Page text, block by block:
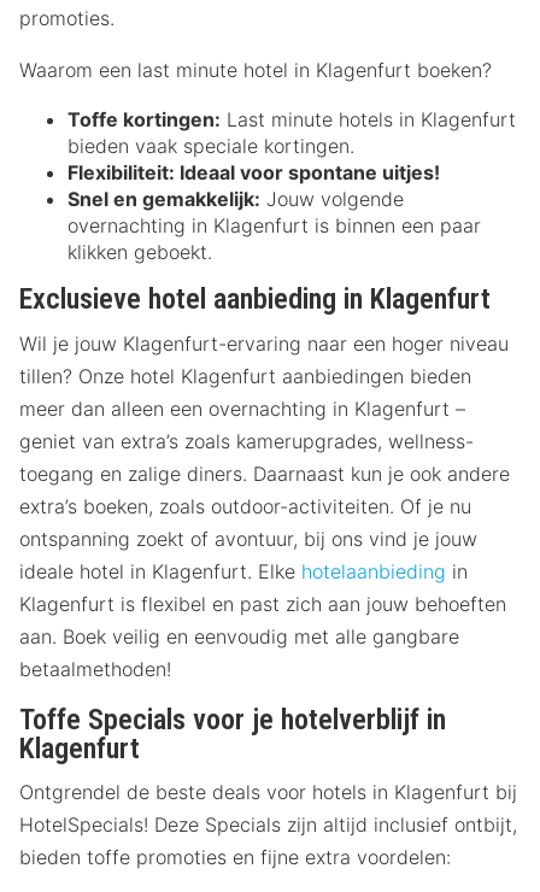
promoties.
Waarom een last minute hotel in Klagenfurt boeken?
Toffe kortingen: Last minute hotels in Klagenfurt
bieden vaak speciale kortingen.
Flexibiliteit: Ideaal voor spontane uitjes!
Snel en gemakkelijk: Jouw volgende
overnachting in Klagenfurt is binnen een paar
klikken geboekt.
Exclusieve hotel aanbieding in Klagenfurt
Wil je jouw Klagenfurt-ervaring naar een hoger niveau
tillen? Onze hotel Klagenfurt aanbiedingen bieden
meer dan alleen een overnachting in Klagenfurt –
geniet van extra’s zoals kamerupgrades, wellness-
toegang en zalige diners. Daarnaast kun je ook andere
extra’s boeken, zoals outdoor-activiteiten. Of je nu
ontspanning zoekt of avontuur, bij ons vind je jouw
ideale hotel in Klagenfurt. Elke hotelaanbieding in
Klagenfurt is flexibel en past zich aan jouw behoeften
aan. Boek veilig en eenvoudig met alle gangbare
betaalmethoden!
Toffe Specials voor je hotelverblijf in
Klagenfurt
Ontgrendel de beste deals voor hotels in Klagenfurt bij
HotelSpecials! Deze Specials zijn altijd inclusief ontbijt,
bieden toffe promoties en fijne extra voordelen: